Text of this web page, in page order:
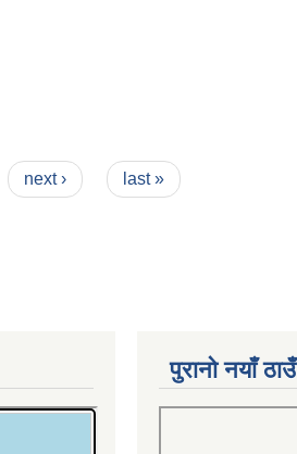
next › last »
पुरानो नयाँ ठाउँ